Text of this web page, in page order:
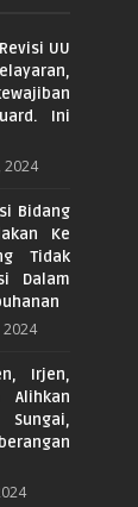
UU
Ini
2024
Bidang
Ke
Tidak
Dalam
2024
Irjen,
Sungai,